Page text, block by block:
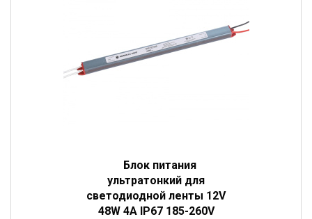
Блок питания
ультратонкий для
светодиодной ленты 12V
48W 4A IP67 185-260V